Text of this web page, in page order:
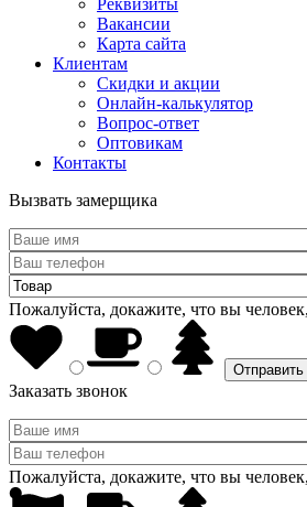
Реквизиты
Вакансии
Карта сайта
Клиентам
Скидки и акции
Онлайн-калькулятор
Вопрос-ответ
Оптовикам
Контакты
Вызвать замерщика
Пожалуйста, докажите, что вы
Заказать звонок
Пожалуйста, докажите, что вы